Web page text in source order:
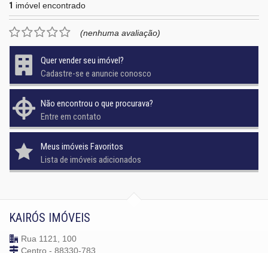
1 imóvel encontrado
(nenhuma avaliação)
Quer vender seu imóvel?
Cadastre-se e anuncie conosco
Não encontrou o que procurava?
Entre em contato
Meus imóveis Favoritos
Lista de imóveis adicionados
KAIRÓS IMÓVEIS
Rua 1121, 100
Centro - 88330-783